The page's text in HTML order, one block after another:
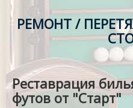
БИЛЬЯРДНЫЕ СТОЛЫ
АКСЕССУАРЫ НА СКЛАДЕ
УСЛУГИ
МАТЕРИАЛЫ
КОНТАКТЫ
РЕМОНТ /
Реставрация
футов от "Старт"